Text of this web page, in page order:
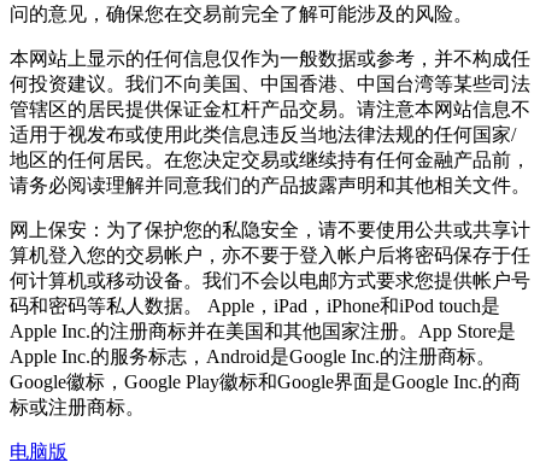
问的意见，确保您在交易前完全了解可能涉及的风险。
本网站上显示的任何信息仅作为一般数据或参考，并不构成任
何投资建议。我们不向美国、中国香港、中国台湾等某些司法
管辖区的居民提供保证金杠杆产品交易。请注意本网站信息不
适用于视发布或使用此类信息违反当地法律法规的任何国家/
地区的任何居民。在您决定交易或继续持有任何金融产品前，
请务必阅读理解并同意我们的产品披露声明和其他相关文件。
网上保安：为了保护您的私隐安全，请不要使用公共或共享计
算机登入您的交易帐户，亦不要于登入帐户后将密码保存于任
何计算机或移动设备。我们不会以电邮方式要求您提供帐户号
码和密码等私人数据。 Apple，iPad，iPhone和iPod touch是
Apple Inc.的注册商标并在美国和其他国家注册。App Store是
Apple Inc.的服务标志，Android是Google Inc.的注册商标。
Google徽标，Google Play徽标和Google界面是Google Inc.的商
标或注册商标。
电脑版